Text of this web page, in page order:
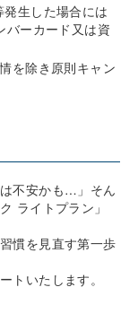
生した場合には
バーカード又は資
を除き原則キャン
不安かも…」そん
ライトプラン」
慣を見直す第一歩
トいたします。